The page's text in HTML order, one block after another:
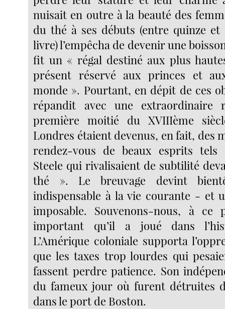
nuisait en outre à la beauté des
du thé à ses débuts (entre quinze et
livre) l’empêcha de devenir une
fit un « régal destiné aux plus
présent réservé aux princes et
monde ». Pourtant, en dépit de ces
répandit avec une extraordinaire
première moitié du XVIIIème
Londres étaient devenus, en fait, des
rendez-vous de beaux esprits tels
Steele qui rivalisaient de subtilité
thé ». Le breuvage devint
indispensable à la vie courante - et
imposable. Souvenons-nous, à ce
important qu’il a joué dans
L’Amérique coloniale supporta
que les taxes trop lourdes qui
fassent perdre patience. Son
du fameux jour où furent détruites
dans le port de Boston.